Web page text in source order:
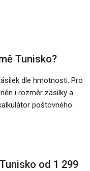
Tunisko?
dle hmotnosti. Pro
i rozměr zásilky a
poštovného.
od 1 299